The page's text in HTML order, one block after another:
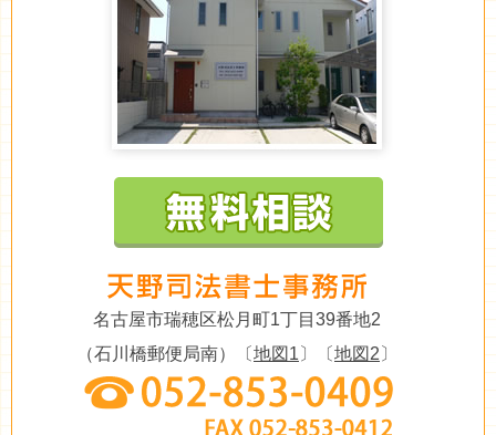
名古屋市瑞穂区松月町1丁目39番地2
（石川橋郵便局南）〔地図1 〕〔地図2 〕